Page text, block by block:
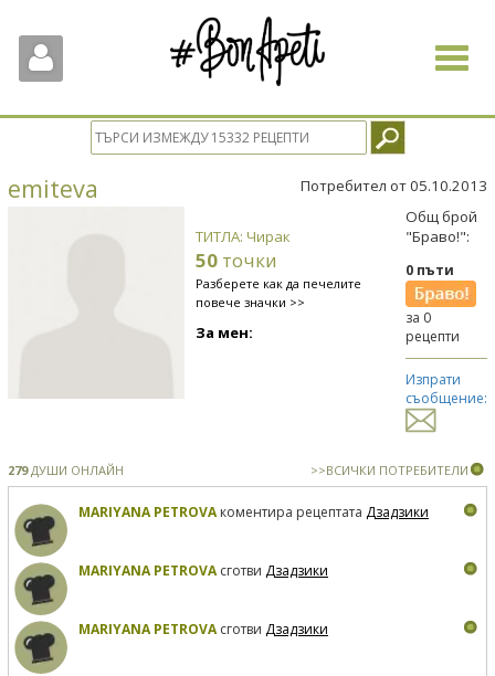
Toggle
emiteva Потребител от 05.10.2013
ТИТЛА: Чирак
50 точки
Разберете как да печелите
повече значки >>
За мен:
Общ брой
"Браво!":
0 пъти
за 0
рецепти
Изпрати
съобщение:
279ДУШИ ОНЛАЙН >>ВСИЧКИ ПОТРЕБИТЕЛИ
MARIYANA PETROVAкоментира рецептата Дзадзики
MARIYANA PETROVAсготви Дзадзики
MARIYANA PETROVAсготви Дзадзики